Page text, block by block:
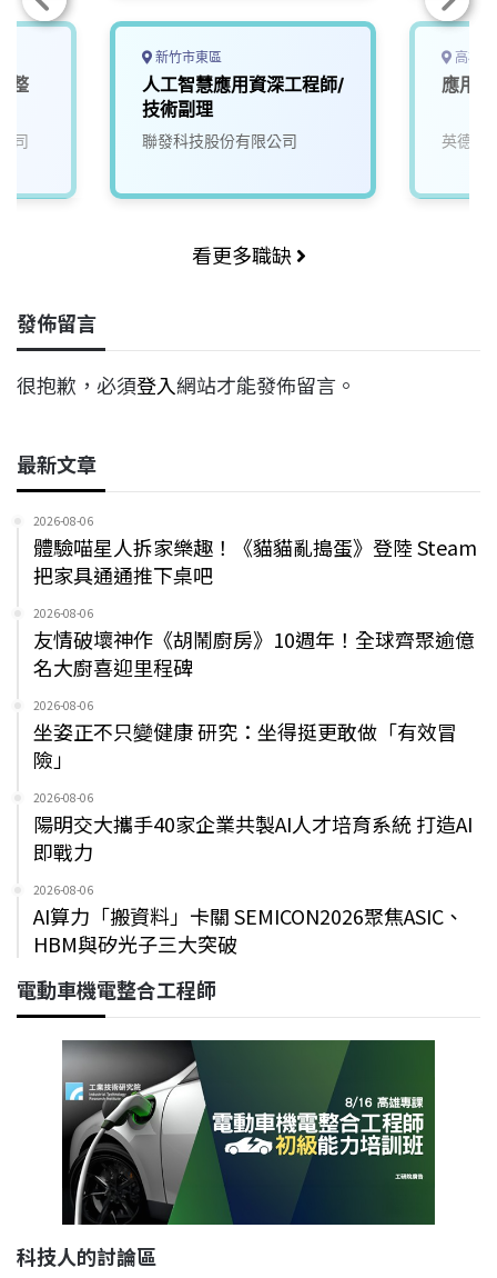
整
司
新竹市東區
人工智慧應用資深工程師/
技術副理
聯發科技股份有限公司
高雄
應用
英德睿
看更多職缺
發佈留言
很抱歉，必須登入網站才能發佈留言。
最新文章
2026-08-06
體驗喵星人拆家樂趣！《貓貓亂搗蛋》登陸 Steam
把家具通通推下桌吧
2026-08-06
友情破壞神作《胡鬧廚房》10週年！全球齊聚逾億
名大廚喜迎里程碑
2026-08-06
坐姿正不只變健康 研究：坐得挺更敢做「有效冒
險」
2026-08-06
陽明交大攜手40家企業共製AI人才培育系統 打造AI
即戰力
2026-08-06
AI算力「搬資料」卡關 SEMICON2026聚焦ASIC、
HBM與矽光子三大突破
電動車機電整合工程師
科技人的討論區